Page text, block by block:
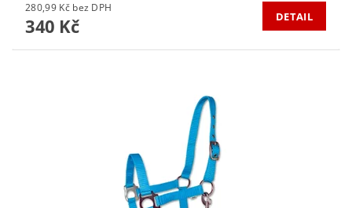
280,99 Kč bez DPH
340 Kč DETAIL